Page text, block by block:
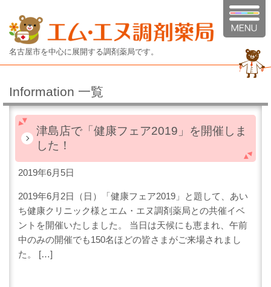
名古屋市を中心に展開する調剤薬局です。
Information 一覧
津島店で「健康フェア2019」を開催しま
した！
2019年6月5日
2019年6月2日（日）「健康フェア2019」と題して、あい
ち健康クリニック様とエム・エヌ調剤薬局との共催イベ
ントを開催いたしました。 当日は天候にも恵まれ、午前
中のみの開催でも150名ほどの皆さまがご来場されまし
た。 […]